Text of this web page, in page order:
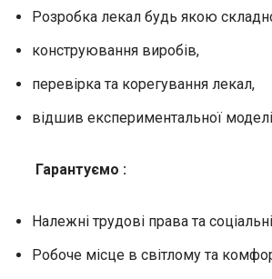
Розробка лекал будь якою
конструювання виробів,
перевірка та корегування лекал,
відшив експериментальної моделі
Гарантуємо :
Належні трудові права та соціальні
Робоче місце в світлому та